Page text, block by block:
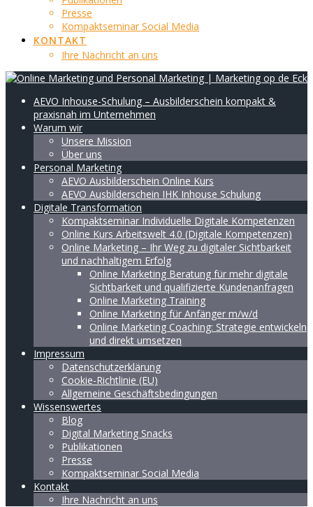
Presse
Kompaktseminar Social Media
KONTAKT
Ihre Nachricht an uns
AEVO Inhouse-Schulung – Ausbilderschein kompakt &
praxisnah im Unternehmen
Warum wir
Unsere Mission
Über uns
Personal Marketing
AEVO Ausbilderschein Online Kurs
AEVO Ausbilderschein IHK Inhouse Schulung
Digitale Transformation
Kompaktseminar Individuelle Digitale Kompetenzen
Online Kurs Arbeitswelt 4.0 (Digitale Kompetenzen)
Online Marketing – Ihr Weg zu digitaler Sichtbarkeit
und nachhaltigem Erfolg
Online Marketing Beratung für mehr digitale
Sichtbarkeit und qualifizierte Kundenanfragen
Online Marketing Training
Online Marketing für Anfänger m/w/d
Online Marketing Coaching: Strategie entwickeln
und direkt umsetzen
Impressum
Datenschutzerklärung
Cookie-Richtlinie (EU)
Allgemeine Geschäftsbedingungen
Wissenswertes
Blog
Digital Marketing Snacks
Publikationen
Presse
Kompaktseminar Social Media
Kontakt
Ihre Nachricht an uns